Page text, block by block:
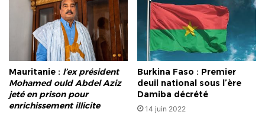
Mauritanie : l’ex président
Mohamed ould Abdel Aziz
jeté en prison pour
enrichissement illicite
Burkina Faso : Premier
deuil national sous l’ère
Damiba décrété
14 juin 2022